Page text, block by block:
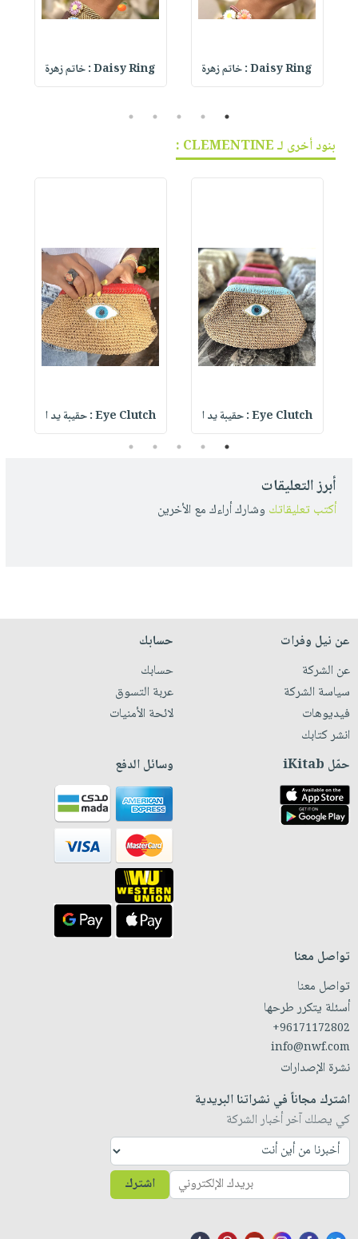
Daisy Ring : خاتم زهرة Daisy Ring : خاتم زهرة
1
2
3
4
5
بنود أخرى لـ CLEMENTINE :
Eye Clutch : حقيبة يد ا Eye Clutch : حقيبة يد ا
1
2
3
4
5
أبرز التعليقات
أكتب تعليقاتك وشارك أراءك مع الأخرين
عن نيل وفرات
عن الشركة
سياسة الشركة
فيديوهات
انشر كتابك
حسابك
حسابك
عربة التسوق
لائحة الأمنيات
حمّل iKitab وسائل الدفع
تواصل معنا
تواصل معنا
أسئلة يتكرر طرحها
+96171172802
info@nwf.com
نشرة الإصدارات
اشترك مجاناً في نشراتنا البريدية
كي يصلك آخر أخبار الشركة
اشترك